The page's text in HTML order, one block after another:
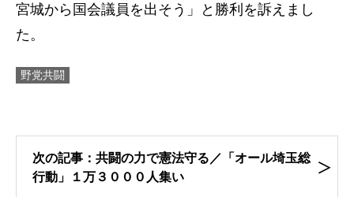
宮城から国会議員を出そう」と勝利を訴えまし
た。
野党共闘
次の記事：共闘の力で憲法守る／「オール埼玉総
行動」１万３０００人集い